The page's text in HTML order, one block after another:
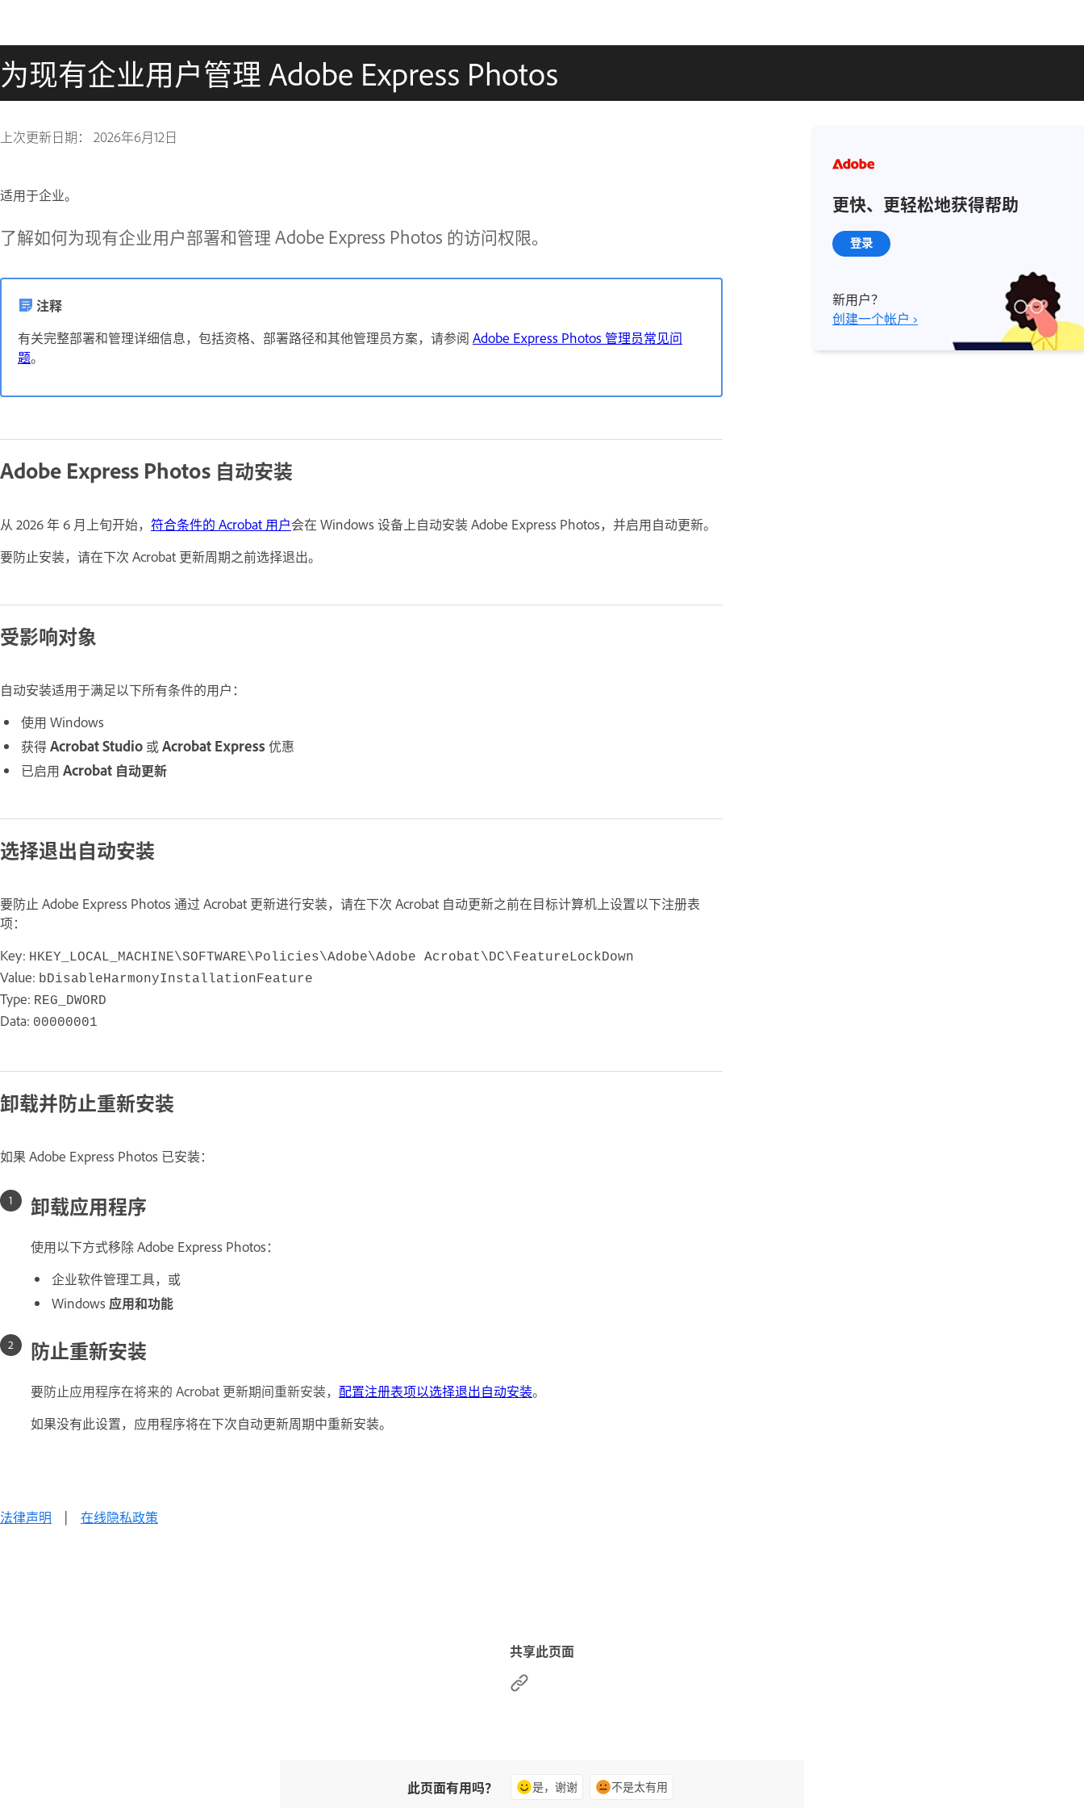
为现有企业用户管理 Adobe Express Photos
上次更新日期： 2026年6月12日
适用于企业。
了解如何为现有企业用户部署和管理 Adobe Express Photos 的访问权限。
注释
有关完整部署和管理详细信息，包括资格、部署路径和其他管理员方案，请参阅 Adobe Express Photos 管理员常见问
题。
Adobe Express Photos 自动安装
从 2026 年 6 月上旬开始， 符合条件的 Acrobat 用户会在 Windows 设备上自动安装 Adobe Express Photos，并启用自动更新。
要防止安装，请在下次 Acrobat 更新周期之前选择退出。
受影响对象
自动安装适用于满足以下所有条件的用户：
使用 Windows
获得Acrobat Studio 或Acrobat Express 优惠
已启用 Acrobat 自动更新
选择退出自动安装
要防止 Adobe Express Photos 通过 Acrobat 更新进行安装，请在下次 Acrobat 自动更新之前在目标计算机上设置以下注册表
项：
Key: HKEY_LOCAL_MACHINE\SOFTWARE\Policies\Adobe\Adobe Acrobat\DC\FeatureLockDown
Value: bDisableHarmonyInstallationFeature
Type: REG_DWORD
Data: 00000001
卸载并防止重新安装
如果 Adobe Express Photos 已安装：
卸载应用程序
使用以下方式移除 Adobe Express Photos：
企业软件管理工具，或
Windows 应用和功能
防止重新安装
要防止应用程序在将来的 Acrobat 更新期间重新安装， 配置注册表项以选择退出自动安装。
如果没有此设置，应用程序将在下次自动更新周期中重新安装。
更快、更轻松地获得帮助
登录
新用户？
创建一个帐户 ›
法律声明 | 在线隐私政策
共享此页面
此页面有用吗？ 是，谢谢 不是太有用